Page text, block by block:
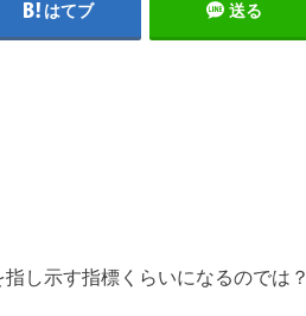
はてブ 送る
し示す指標くらいになるのでは？